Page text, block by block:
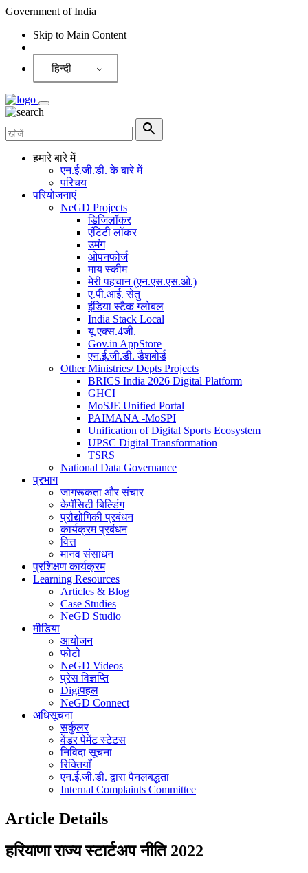
Government of India
Skip to Main Content
हिन्दी
हमारे बारे में
एन.ई.जी.डी. के बारे में
परिचय
परियोजनाएं
NeGD Projects
डिजिलॉकर
एंटिटी लॉकर
उमंग
ओपनफोर्ज
माय स्कीम
मेरी पहचान (एन.एस.एस.ओ.)
ए.पी.आई. सेतु
इंडिया स्टैक ग्लोबल
India Stack Local
यू.एक्स.4जी.
Gov.in AppStore
एन.ई.जी.डी. डैशबोर्ड
Other Ministries/ Depts Projects
BRICS India 2026 Digital Platform
GHCI
MoSJE Unified Portal
PAIMANA -MoSPI
Unification of Digital Sports Ecosystem
UPSC Digital Transformation
TSRS
National Data Governance
प्रभाग
जागरूकता और संचार
केपॅसिटी बिल्डिंग
प्रौद्योगिकी प्रबंधन
कार्यक्रम प्रबंधन
वित्त
मानव संसाधन
प्रशिक्षण कार्यक्रम
Learning Resources
Articles & Blog
Case Studies
NeGD Studio
मीडिया
आयोजन
फोटो
NeGD Videos
प्रेस विज्ञप्ति
Digiपहल
NeGD Connect
अधिसूचना
सर्कुलर
वेंडर पेमेंट स्टेटस
निविदा सूचना
रिक्तियाँ
एन.ई.जी.डी. द्वारा पैनलबद्धता
Internal Complaints Committee
Article Details
हरियाणा राज्य स्टार्टअप नीति 2022